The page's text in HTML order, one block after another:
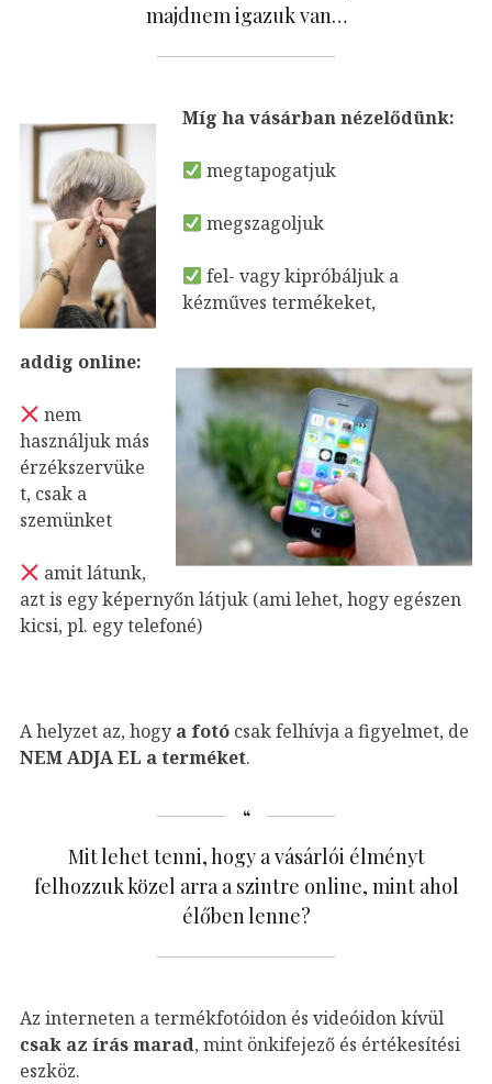
majdnem igazuk van…
Míg ha vásárban nézelődünk:
megtapogatjuk
megszagoljuk
fel- vagy kipróbáljuk a
kézműves termékeket,
addig online:
nem
használjuk más
érzékszervüke
t, csak a
szemünket
amit látunk,
azt is egy képernyőn látjuk (ami lehet, hogy egészen
kicsi, pl. egy telefoné)
A helyzet az, hogy a fotó csak felhívja a figyelmet, de
NEM ADJA EL a terméket.
Mit lehet tenni, hogy a vásárlói élményt
felhozzuk közel arra a szintre online, mint ahol
élőben lenne?
Az interneten a termékfotóidon és videóidon kívül
csak az írás marad, mint önkifejező és értékesítési
eszköz.